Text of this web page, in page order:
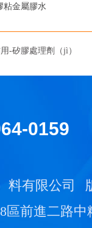
粘金屬膠水
-矽膠處理劑（jì）
0159
料有限公司
區前進二路中